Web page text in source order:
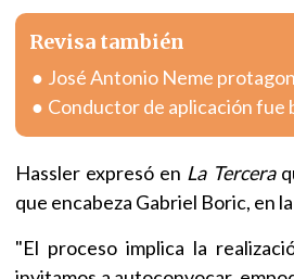
Revisa también
José Antonio Neme
Conductor de aplicación fue
Hassler expresó en La Tercera
que encabeza Gabriel Boric, en
"El proceso implica la